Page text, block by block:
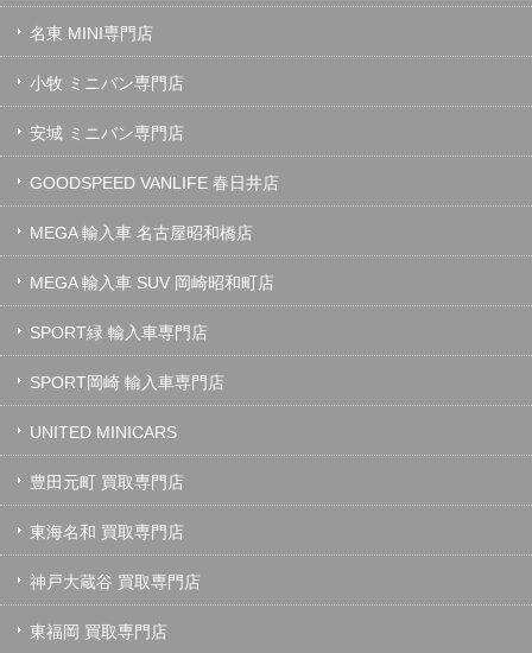
名東 MINI専門店
小牧 ミニバン専門店
安城 ミニバン専門店
GOODSPEED VANLIFE 春日井店
MEGA 輸入車 名古屋昭和橋店
MEGA 輸入車 SUV 岡崎昭和町店
SPORT緑 輸入車専門店
SPORT岡崎 輸入車専門店
UNITED MINICARS
豊田元町 買取専門店
東海名和 買取専門店
神戸大蔵谷 買取専門店
東福岡 買取専門店